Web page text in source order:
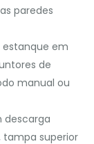
paredes
em
de
manual ou
descarga
tampa superior